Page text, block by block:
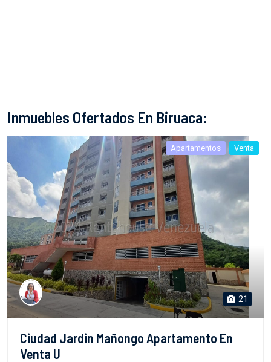
Inmuebles Ofertados En Biruaca:
Apartamentos Venta
21
Ciudad Jardin Mañongo Apartamento En
Venta U